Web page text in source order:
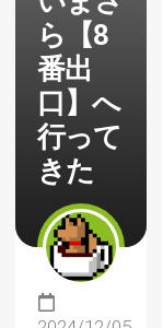
ら【8
番出
口】へ
行って
きた